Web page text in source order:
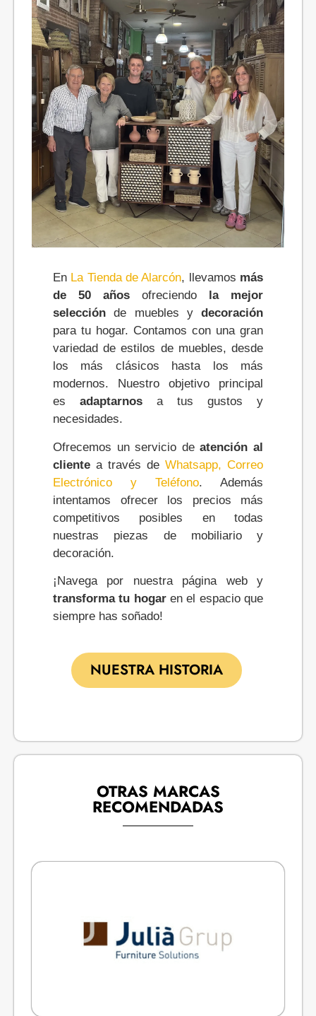
En La Tienda de Alarcón, llevamos más
de 50 años ofreciendo la mejor
selección de muebles y decoración
para tu hogar. Contamos con una gran
variedad de estilos de muebles, desde
los más clásicos hasta los más
modernos. Nuestro objetivo principal
es adaptarnos a tus gustos y
necesidades.
Ofrecemos un servicio deatención al
cliente a través de Whatsapp, Correo
Electrónico y Teléfono. Además
intentamos ofrecer los precios más
competitivos posibles en todas
nuestras piezas de mobiliario y
decoración.
¡Navega por nuestra página web y
transforma tu hogaren el espacio que
siempre has soñado!
NUESTRA HISTORIA
OTRAS MARCAS
RECOMENDADAS